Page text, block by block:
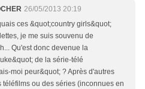
26/05/2013 20:19
ces &quot;country girls&quot;
je me suis souvenu de
Qu'est donc devenue la
de la série-télé
moi peur&quot; ? Après d'autres
téléfilms ou des séries (inconnues en